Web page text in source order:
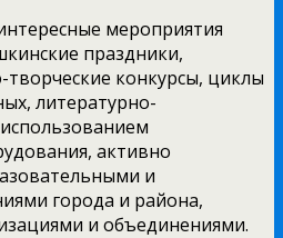
мероприятия
праздники,
конкурсы, циклы
литературно-
активно
и
города и района,
и объединениями.